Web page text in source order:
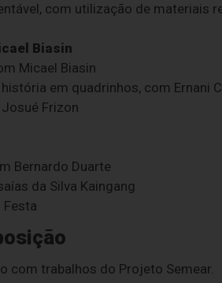
com utilização de materiais
Biasin
Micael Biasin
em quadrinhos, com Ernani
Frizon
Bernardo Duarte
da Silva Kaingang
Festa
com trabalhos do Projeto Semear.